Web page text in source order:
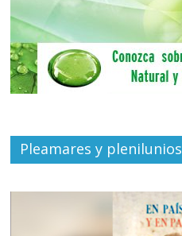
Pleamares y plenilunios